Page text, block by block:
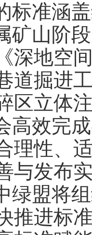
标准涵
矿山阶
深地空
道掘进
区立体
高效完
理性、
与发布
绿盟将
推进标